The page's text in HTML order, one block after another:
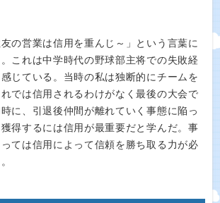
の営業は信用を重んじ～」という言葉に
これは中学時代の野球部主将での失敗経
じている。当時の私は独断的にチームを
では信用されるわけがなく最後の大会で
に、引退後仲間が離れていく事態に陥っ
得するには信用が最重要だと学んだ。事
ては信用によって信頼を勝ち取る力が必